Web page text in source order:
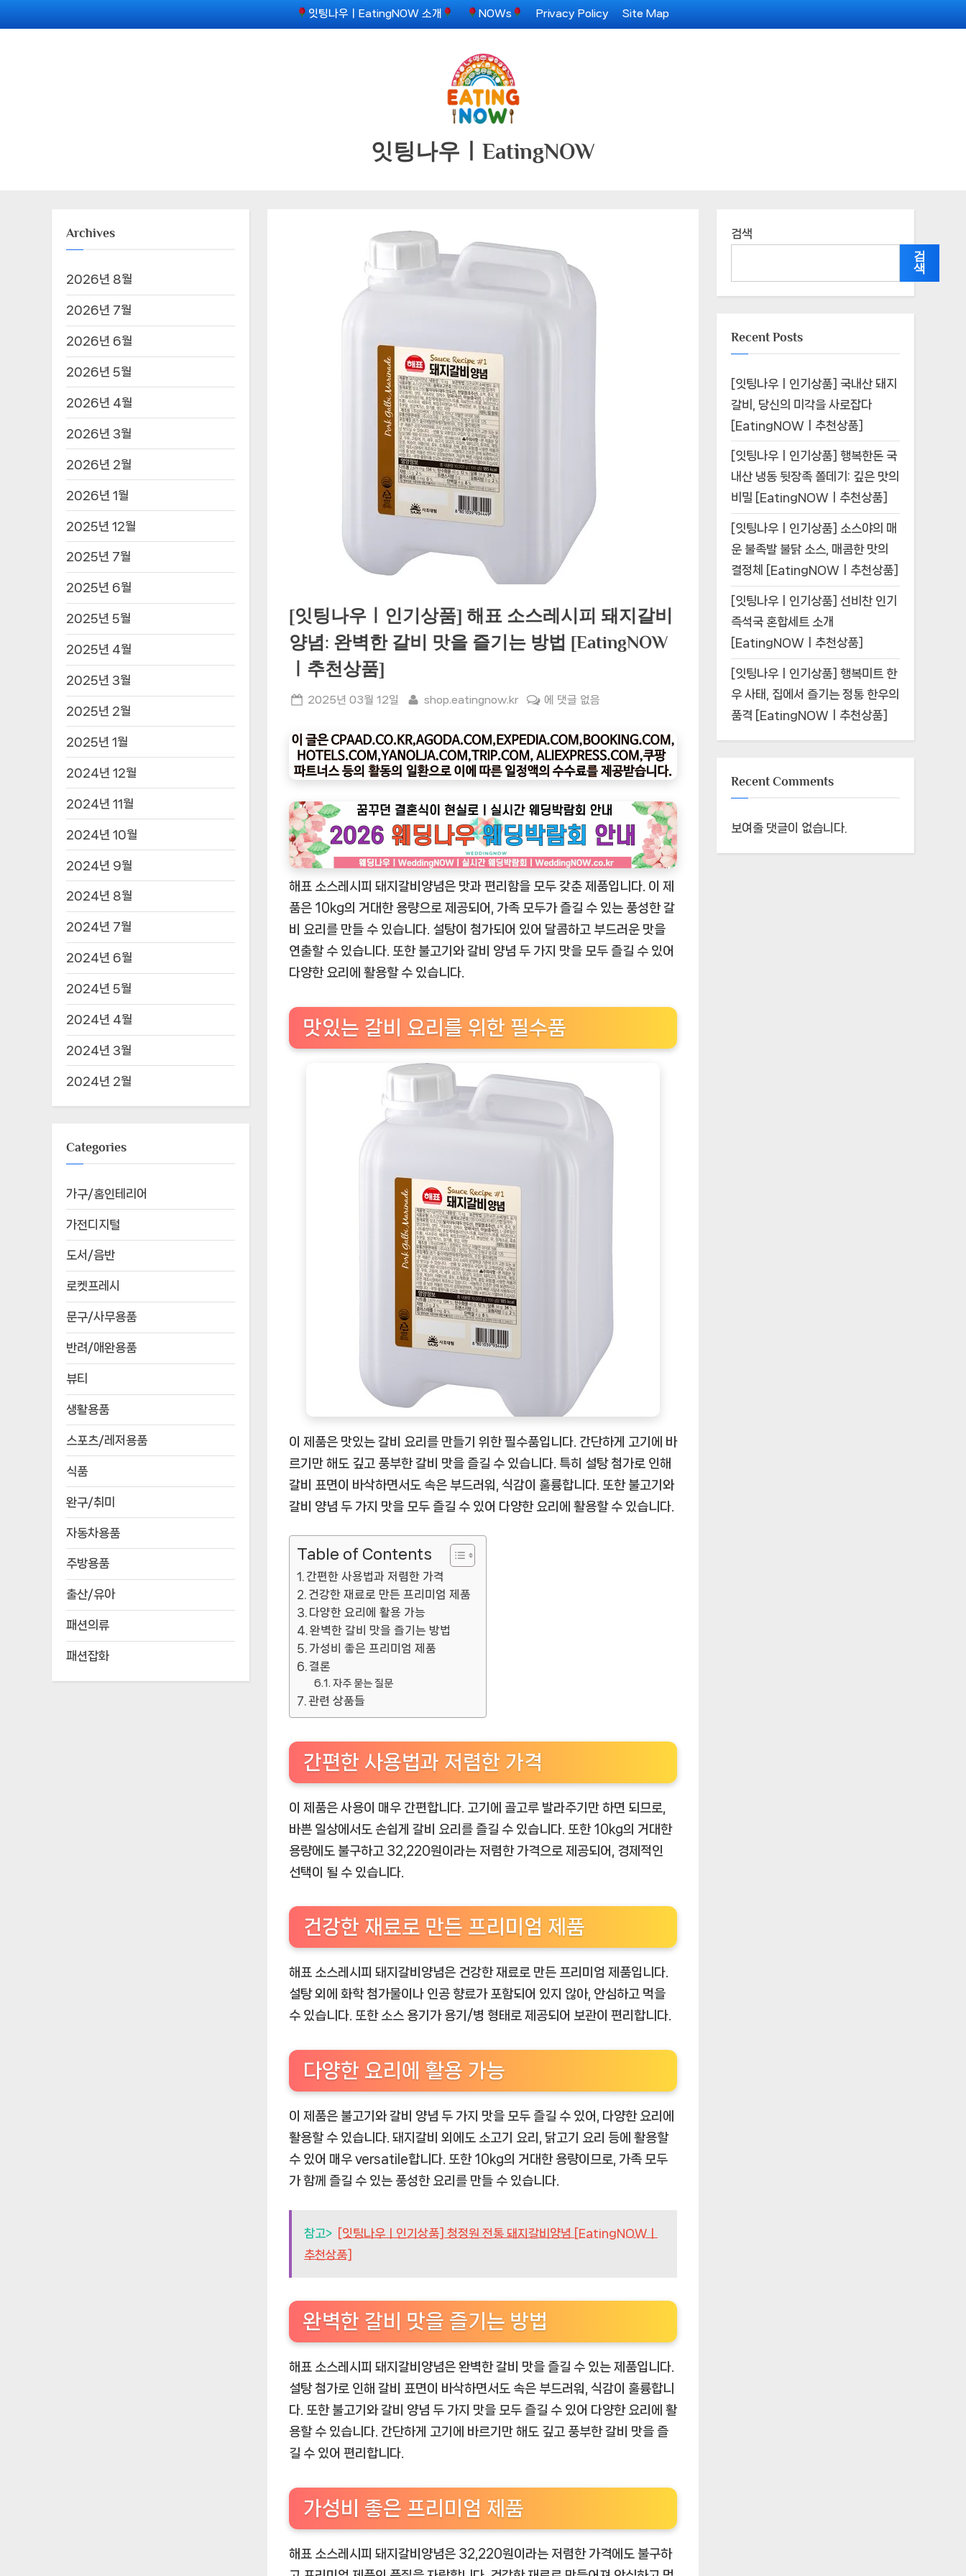
to
잇팅나우ㅣEatingNOW 소개 NOWs Privacy Policy Site Map
잇팅나우ㅣEatingNOW
[잇팅나우ㅣ인기상품] 해표 소스레시피 돼지갈비
양념: 완벽한 갈비 맛을 즐기는 방법 [EatingNOW
ㅣ추천상품]
Posted
2025년 03월 12일 By
shop.eatingnow.kr
[잇
나
우
ㅣ
기
상
품]
해
표
소
스
지
갈
비
에 댓글 없음
해표 소스레시피 돼지갈비양념은 맛과 편리함을 모두 갖춘 제품입니다. 이 제
품은 10kg의 거대한 용량으로 제공되어, 가족 모두가 즐길 수 있는 풍성한 갈
비 요리를 만들 수 있습니다. 설탕이 첨가되어 있어 달콤하고 부드러운 맛을
연출할 수 있습니다. 또한 불고기와 갈비 양념 두 가지 맛을 모두 즐길 수 있어
다양한 요리에 활용할 수 있습니다.
맛있는 갈비 요리를 위한 필수품
이 제품은 맛있는 갈비 요리를 만들기 위한 필수품입니다. 간단하게 고기에 바
르기만 해도 깊고 풍부한 갈비 맛을 즐길 수 있습니다. 특히 설탕 첨가로 인해
갈비 표면이 바삭하면서도 속은 부드러워, 식감이 훌륭합니다. 또한 불고기와
갈비 양념 두 가지 맛을 모두 즐길 수 있어 다양한 요리에 활용할 수 있습니다.
Table of Contents
간편한 사용법과 저렴한 가격
건강한 재료로 만든 프리미엄 제품
다양한 요리에 활용 가능
완벽한 갈비 맛을 즐기는 방법
가성비 좋은 프리미엄 제품
결론
자주 묻는 질문
관련 상품들
간편한 사용법과 저렴한 가격
이 제품은 사용이 매우 간편합니다. 고기에 골고루 발라주기만 하면 되므로,
바쁜 일상에서도 손쉽게 갈비 요리를 즐길 수 있습니다. 또한 10kg의 거대한
용량에도 불구하고 32,220원이라는 저렴한 가격으로 제공되어, 경제적인
선택이 될 수 있습니다.
건강한 재료로 만든 프리미엄 제품
해표 소스레시피 돼지갈비양념은 건강한 재료로 만든 프리미엄 제품입니다.
설탕 외에 화학 첨가물이나 인공 향료가 포함되어 있지 않아, 안심하고 먹을
수 있습니다. 또한 소스 용기가 용기/병 형태로 제공되어 보관이 편리합니다.
다양한 요리에 활용 가능
이 제품은 불고기와 갈비 양념 두 가지 맛을 모두 즐길 수 있어, 다양한 요리에
활용할 수 있습니다. 돼지갈비 외에도 소고기 요리, 닭고기 요리 등에 활용할
수 있어 매우 versatile합니다. 또한 10kg의 거대한 용량이므로, 가족 모두
가 함께 즐길 수 있는 풍성한 요리를 만들 수 있습니다.
참고> [잇팅나우ㅣ인기상품] 청정원 전통 돼지갈비양념 [EatingNOWㅣ
추천상품]
완벽한 갈비 맛을 즐기는 방법
해표 소스레시피 돼지갈비양념은 완벽한 갈비 맛을 즐길 수 있는 제품입니다.
설탕 첨가로 인해 갈비 표면이 바삭하면서도 속은 부드러워, 식감이 훌륭합니
다. 또한 불고기와 갈비 양념 두 가지 맛을 모두 즐길 수 있어 다양한 요리에 활
용할 수 있습니다. 간단하게 고기에 바르기만 해도 깊고 풍부한 갈비 맛을 즐
길 수 있어 편리합니다.
가성비 좋은 프리미엄 제품
해표 소스레시피 돼지갈비양념은 32,220원이라는 저렴한 가격에도 불구하
Archives
2026년 8월
2026년 7월
2026년 6월
2026년 5월
2026년 4월
2026년 3월
2026년 2월
2026년 1월
2025년 12월
2025년 7월
2025년 6월
2025년 5월
2025년 4월
2025년 3월
2025년 2월
2025년 1월
2024년 12월
2024년 11월
2024년 10월
2024년 9월
2024년 8월
2024년 7월
2024년 6월
2024년 5월
2024년 4월
2024년 3월
2024년 2월
Categories
가구/홈인테리어
가전디지털
도서/음반
로켓프레시
문구/사무용품
반려/애완용품
뷰티
생활용품
스포츠/레저용품
식품
완구/취미
자동차용품
주방용품
출산/유아
패션의류
패션잡화
검색
검
색
Recent Posts
[잇팅나우ㅣ인기상품] 국내산 돼지
갈비, 당신의 미각을 사로잡다
[EatingNOWㅣ추천상품]
[잇팅나우ㅣ인기상품] 행복한돈 국
내산 냉동 뒷장족 쫄데기: 깊은 맛의
비밀 [EatingNOWㅣ추천상품]
[잇팅나우ㅣ인기상품] 소스야의 매
운 불족발 불닭 소스, 매콤한 맛의
결정체 [EatingNOWㅣ추천상품]
[잇팅나우ㅣ인기상품] 선비찬 인기
즉석국 혼합세트 소개
[EatingNOWㅣ추천상품]
[잇팅나우ㅣ인기상품] 행복미트 한
우 사태, 집에서 즐기는 정통 한우의
품격 [EatingNOWㅣ추천상품]
Recent Comments
보여줄 댓글이 없습니다.